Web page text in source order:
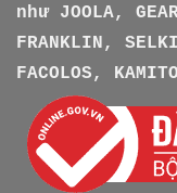
như
JOOLA,
FRANKLIN,
FACOLOS,